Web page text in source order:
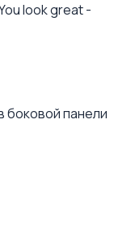
look great -